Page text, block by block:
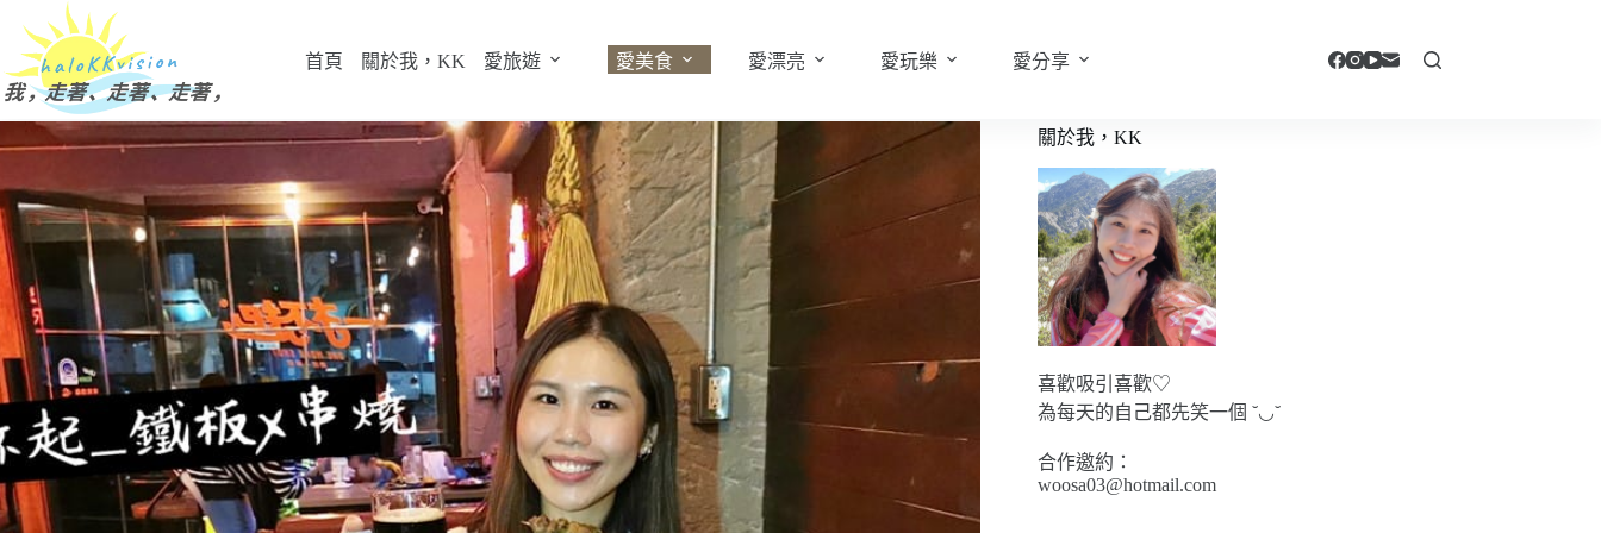
主
要
容
首頁 關於我，KK 愛旅遊 愛美食 愛漂亮 愛玩樂 愛分享
關於我，KK
喜歡吸引喜歡♡
為每天的自己都先笑一個 ˘◡˘
合作邀約：
woosa03@hotmail.com